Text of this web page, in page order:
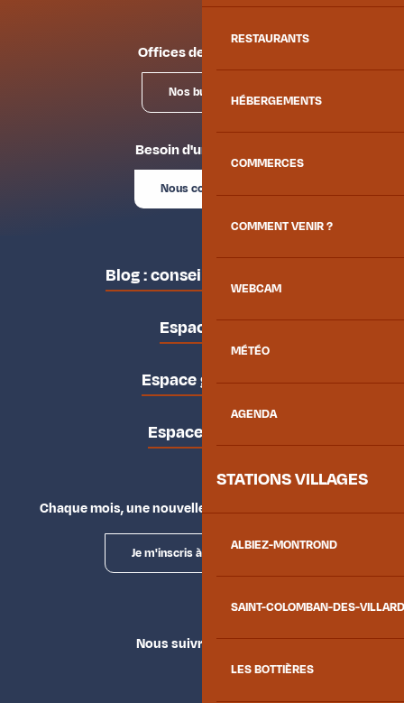
RESTAURANTS
HÉBERGEMENTS
COMMERCES
COMMENT VENIR ?
WEBCAM
MÉTÉO
AGENDA
STATIONS VILLAGES
ALBIEZ-MONTROND
SAINT-COLOMBAN-DES-
LES BOTTIÈRES
Offices de tourisme
Nos bureaux
Besoin d'un conseil ?
Nous contacter
Blog : conseils des locaux
Espace pro
Espace groupes
Espace presse
Chaque mois, une nouvelle façon d'explorer la vallée.
Je m'inscris à la newsletter
Nous suivre